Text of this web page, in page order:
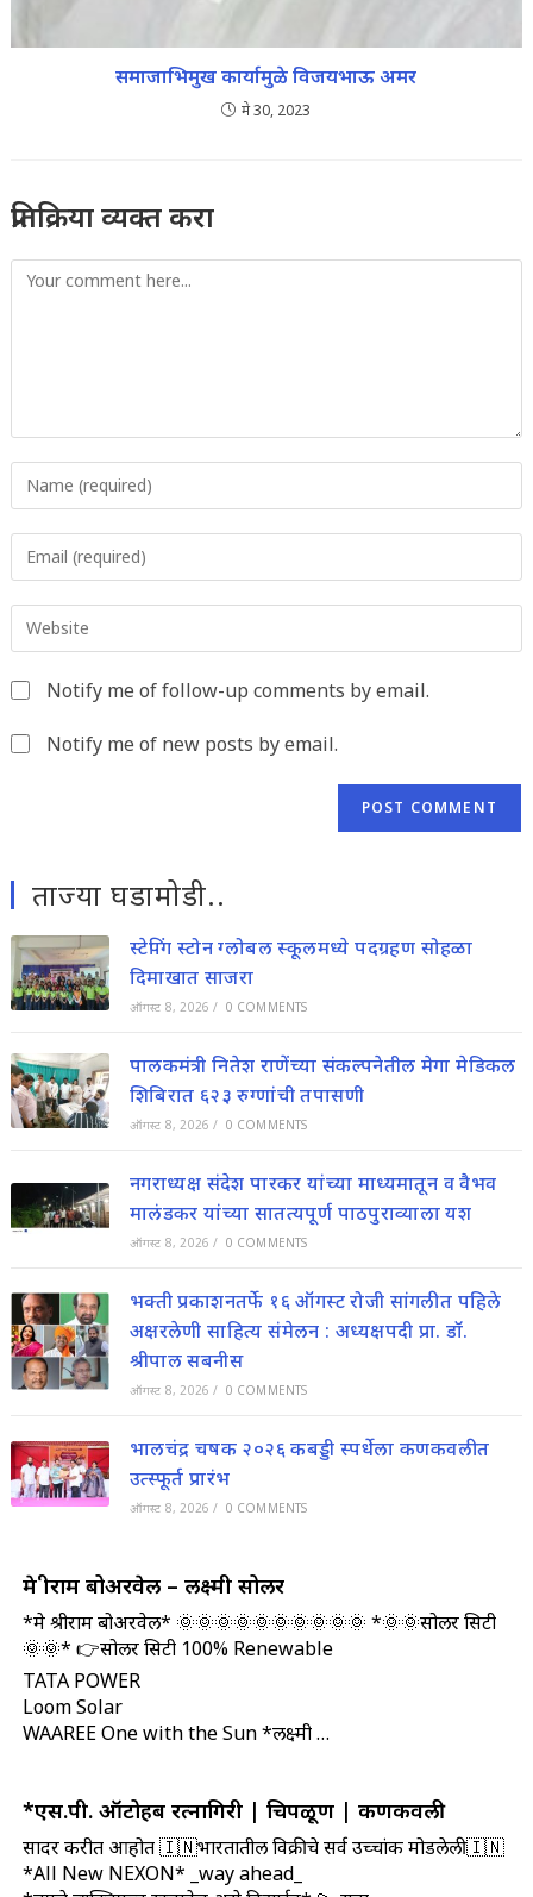
समाजाभिमुख कार्यामुळे विजयभाऊ अमर
मे 30, 2023
प्रतिक्रिया व्यक्त करा
Comment
your
username
to
comment
your
address
toyour
URL
Notify me of follow-up comments by email.
Notify me of new posts by email.
ताज्या घडामोडी..
स्टेपिंग स्टोन ग्लोबल स्कूलमध्ये पदग्रहण सोहळा
दिमाखात साजरा
ऑगस्ट 8, 2026 / 0 COMMENTS
पालकमंत्री नितेश राणेंच्या संकल्पनेतील मेगा मेडिकल
शिबिरात ६२३ रुग्णांची तपासणी
ऑगस्ट 8, 2026 / 0 COMMENTS
नगराध्यक्ष संदेश पारकर यांच्या माध्यमातून व वैभव
मालंडकर यांच्या सातत्यपूर्ण पाठपुराव्याला यश
ऑगस्ट 8, 2026 / 0 COMMENTS
भक्ती प्रकाशनतर्फे १६ ऑगस्ट रोजी सांगलीत पहिले
अक्षरलेणी साहित्य संमेलन : अध्यक्षपदी प्रा. डॉ.
श्रीपाल सबनीस
ऑगस्ट 8, 2026 / 0 COMMENTS
भालचंद्र चषक २०२६ कबड्डी स्पर्धेला कणकवलीत
उत्स्फूर्त प्रारंभ
ऑगस्ट 8, 2026 / 0 COMMENTS
मे श्रीराम बोअरवेल – लक्ष्मी सोलर
*मे श्रीराम बोअरवेल* 🌞🌞🌞🌞🌞🌞🌞🌞🌞🌞 *🌞🌞सोलर सिटी
🌞🌞* 👉सोलर सिटी 100% Renewable
TATA POWER
Loom Solar
WAAREE One with the Sun *लक्ष्मी …
*एस.पी. ऑटोहब रत्नागिरी | चिपळूण | कणकवली
सादर करीत आहोत 🇮🇳भारतातील विक्रीचे सर्व उच्चांक मोडलेली🇮🇳
*All New NEXON* _way ahead_